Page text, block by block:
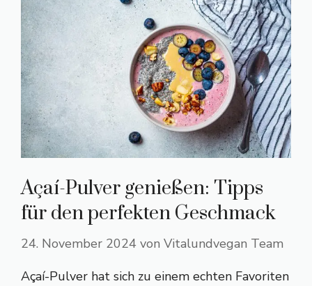
Açaí-Pulver genießen: Tipps
für den perfekten Geschmack
24. November 2024 von Vitalundvegan Team
Açaí-Pulver hat sich zu einem echten Favoriten